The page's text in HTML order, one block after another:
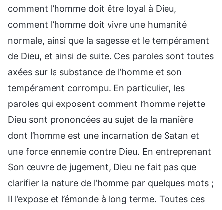
comment l’homme doit être loyal à Dieu,
comment l’homme doit vivre une humanité
normale, ainsi que la sagesse et le tempérament
de Dieu, et ainsi de suite. Ces paroles sont toutes
axées sur la substance de l’homme et son
tempérament corrompu. En particulier, les
paroles qui exposent comment l’homme rejette
Dieu sont prononcées au sujet de la manière
dont l’homme est une incarnation de Satan et
une force ennemie contre Dieu. En entreprenant
Son œuvre de jugement, Dieu ne fait pas que
clarifier la nature de l’homme par quelques mots ;
Il l’expose et l’émonde à long terme. Toutes ces